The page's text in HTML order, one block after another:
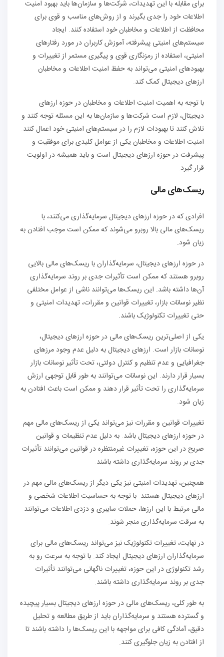
برای مقابله با این تهدیدات، شرکت‌ها و سازمان‌ها باید بهبود امنیت
اطلاعات خود را جدی بگیرند و از روش‌های مناسب و قوی برای
محافظت از اطلاعات و مخاطبان خود استفاده کنند. ایجاد
سیستم‌های امنیتی پیشرفته، آموزش کاربران در مورد رفتارهای
امنیتی، استفاده از رمزنگاری قوی و پیگیری مستمر از تغییرات و
بهبودهای امنیتی می‌تواند به حفظ امنیت اطلاعات و مخاطبان
ارزهای دیجیتال کمک کند.
با توجه به اهمیت امنیت اطلاعات و مخاطبان در حوزه ارزهای
دیجیتال، لازم است شرکت‌ها و سازمان‌ها به این مسئله توجه کنند و
تلاش کنند تا بهبودات لازم را در سیستم‌های امنیتی خود اعمال کنند.
امنیت اطلاعات و مخاطبان یکی از عوامل کلیدی برای موفقیت و
پیشرفت در حوزه ارزهای دیجیتال است و باید همیشه در اولویت
قرار گیرد.
ریسک‌های مالی
افرادی که در حوزه ارزهای دیجیتال سرمایه‌گذاری می‌کنند، با
ریسک‌های مالی بالا روبرو می‌شوند که ممکن است موجب افتادن به
زیان شود.
در حوزه ارزهای دیجیتال، سرمایه‌گذاران با ریسک‌های مالی بالایی
روبرو هستند که ممکن است تأثیرات جدی بر روند سرمایه‌گذاری
آن‌ها داشته باشد. این ریسک‌ها می‌توانند ناشی از عوامل مختلفی
نظیر نوسانات بازار، تغییرات قوانین و مقررات، تهدیدات امنیتی و
حتی تغییرات تکنولوژیک باشند.
یکی از اصلی‌ترین ریسک‌های مالی در حوزه ارزهای دیجیتال،
نوسانات بازار است. ارزهای دیجیتال به دلیل عدم وجود مرزهای
جغرافیایی و عدم تنظیم و کنترل دولتی، تحت تأثیر نوسانات بازار
بسیار قرار دارند. این نوسانات می‌توانند به طور قابل توجهی ارزش
سرمایه‌گذاری را تحت تأثیر قرار دهند و ممکن است باعث افتادن به
زیان شود.
تغییرات قوانین و مقررات نیز می‌تواند یکی از ریسک‌های مالی مهم
در حوزه ارزهای دیجیتال باشد. به دلیل عدم تنظیمات و قوانین
صریح در این حوزه، تغییرات غیرمنتظره در قوانین می‌توانند تأثیرات
جدی بر روند سرمایه‌گذاری داشته باشند.
همچنین، تهدیدات امنیتی نیز یکی دیگر از ریسک‌های مالی مهم در
ارزهای دیجیتال هستند. با توجه به حساسیت اطلاعات شخصی و
مالی مرتبط با این ارزها، حملات سایبری و دزدی اطلاعات می‌توانند
به سرقت سرمایه‌گذاری منجر شوند.
در نهایت، تغییرات تکنولوژیک نیز می‌تواند ریسک‌های مالی برای
سرمایه‌گذاران ارزهای دیجیتال ایجاد کند. با توجه به سرعت رو به
رشد تکنولوژی در این حوزه، تغییرات ناگهانی می‌توانند تأثیرات
جدی بر روند سرمایه‌گذاری داشته باشند.
به طور کلی، ریسک‌های مالی در حوزه ارزهای دیجیتال بسیار پیچیده
و گسترده هستند و سرمایه‌گذاران باید از طریق مطالعه و تحلیل
دقیق، آمادگی کافی برای مواجهه با این ریسک‌ها را داشته باشند تا
از افتادن به زیان جلوگیری کنند.